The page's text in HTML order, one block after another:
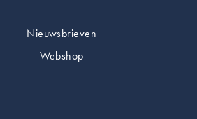
Nieuwsbrieven
Webshop